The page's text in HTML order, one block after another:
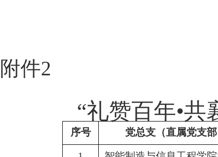
附件2
“礼赞百年•
序号 党总支（直属党支